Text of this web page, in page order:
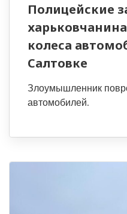
Полицейские
колеса
Салтовке
Злоумышленник
автомобилей.